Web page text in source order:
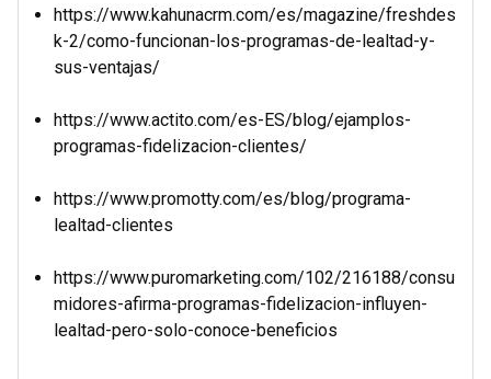
https://www.kahunacrm.com/es/magazine/freshdes
k-2/como-funcionan-los-programas-de-lealtad-y-
sus-ventajas/
https://www.actito.com/es-ES/blog/ejamplos-
programas-fidelizacion-clientes/
https://www.promotty.com/es/blog/programa-
lealtad-clientes
https://www.puromarketing.com/102/216188/consu
midores-afirma-programas-fidelizacion-influyen-
lealtad-pero-solo-conoce-beneficios